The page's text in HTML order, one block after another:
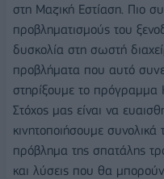
στη Μαζική Εστίαση. Πιο
προβληματισμούς του
δυσκολία στη σωστή
προβλήματα που αυτό
στηρίξουμε το
Στόχος μας είναι να
κινητοποιήσουμε
πρόβλημα της σπατάλης
και λύσεις που θα